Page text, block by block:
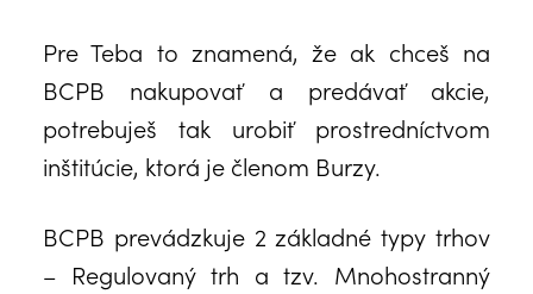
Pre Teba to znamená, že ak chceš na
BCPB nakupovať a predávať akcie,
potrebuješ tak urobiť prostredníctvom
inštitúcie, ktorá je členom Burzy.
BCPB prevádzkuje 2 základné typy trhov
– Regulovaný trh a tzv. Mnohostranný